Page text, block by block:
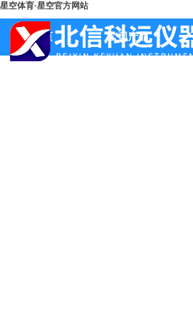
星空体育·星空官方网站
首页 公司产品